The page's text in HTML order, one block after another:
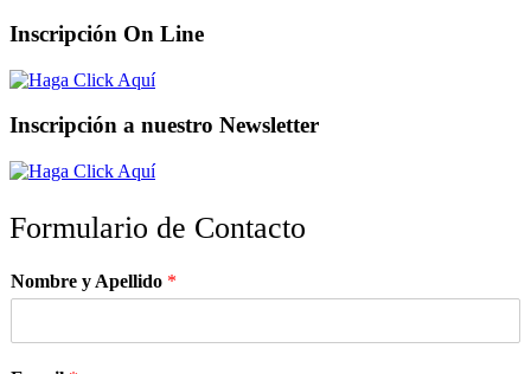
Inscripción On Line
Inscripción a nuestro Newsletter
Formulario de Contacto
Nombre y Apellido *